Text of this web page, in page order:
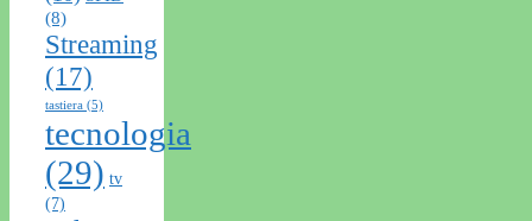
(8)
Streaming
(17)
tastiera (5)
tecnologia
(29) tv
(7)